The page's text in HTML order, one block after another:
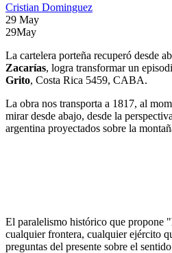
Cristian Dominguez
29 May
29May
La cartelera porteña recuperó desde
Zacarías, logra transformar un
Grito, Costa Rica 5459, CABA.
La obra nos transporta a 1817, al
mirar desde abajo, desde la
argentina proyectados sobre la
El paralelismo histórico que propone "
cualquier frontera, cualquier ejército
preguntas del presente sobre el